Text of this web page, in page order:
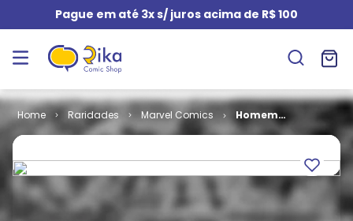
Pague em até 3x s/ juros acima de R$ 100
Raridades Marvel Comics
Homem
Aranha - 1ª